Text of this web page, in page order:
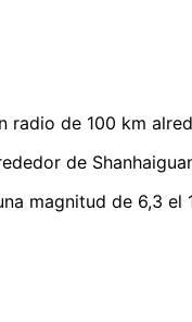
de 100 km
de
magnitud de 6,3